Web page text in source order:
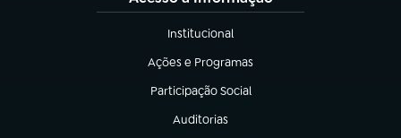
Institucional
(abre em nova aba)
Ações e Programas
(abre em nova aba)
Participação Social
(abre em nova aba)
Auditorias
(abre em nova aba)